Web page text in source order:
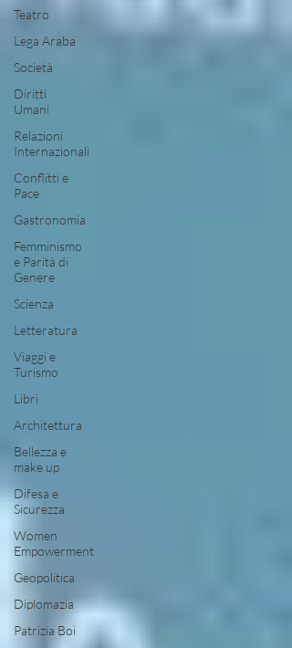
Teatro
Lega Araba
Società
Diritti
Umani
Relazioni
Internazionali
Conflitti e
Pace
Gastronomia
Femminismo
e Parità di
Genere
Scienza
Letteratura
Viaggi e
Turismo
Libri
Architettura
Bellezza e
make up
Difesa e
Sicurezza
Women
Empowerment
Geopolitica
Diplomazia
Patrizia Boi